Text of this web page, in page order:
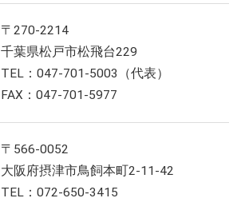
〒270-2214
千葉県松戸市松飛台229
TEL：047-701-5003（代表）
FAX：047-701-5977
〒566-0052
大阪府摂津市鳥飼本町2-11-42
TEL：072-650-3415